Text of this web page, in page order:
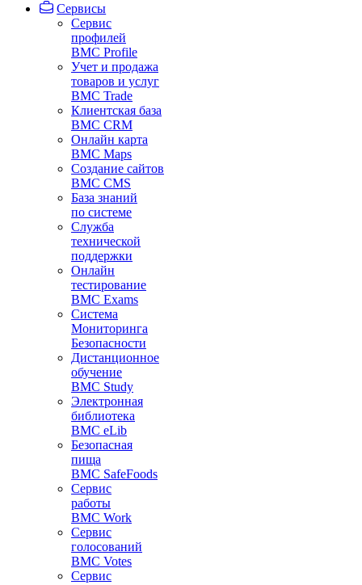
Сервисы
Сервис
профилей
BMC Profile
Учет и продажа
товаров и услуг
BMC Trade
Клиентская база
BMC CRM
Онлайн карта
BMC Maps
Создание сайтов
BMC CMS
База знаний
по системе
Служба
технической
поддержки
Онлайн
тестирование
BMC Exams
Система
Мониторинга
Безопасности
Дистанционное
обучение
BMC Study
Электронная
библиотека
BMC eLib
Безопасная
пища
BMC SafeFoods
Сервис
работы
BMC Work
Сервис
голосований
BMC Votes
Сервис